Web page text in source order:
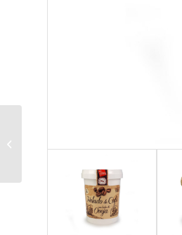
1938-2018